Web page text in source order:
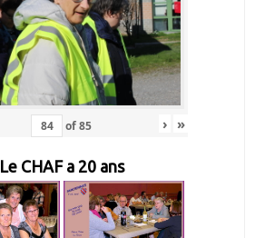
of85 › »
Le CHAF a 20 ans